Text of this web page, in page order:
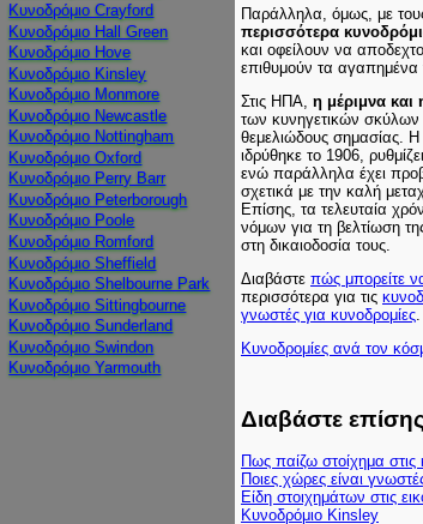
Κυνοδρόμιο Crayford
Κυνοδρόμιο Hall Green
Κυνοδρόμιο Hove
Κυνοδρόμιο Kinsley
Κυνοδρόμιο Monmore
Κυνοδρόμιο Newcastle
Κυνοδρόμιο Nottingham
Κυνοδρόμιο Oxford
Κυνοδρόμιο Perry Barr
Κυνοδρόμιο Peterborough
Κυνοδρόμιο Poole
Κυνοδρόμιο Romford
Κυνοδρόμιο Sheffield
Κυνοδρόμιο Shelbourne Park
Κυνοδρόμιο Sittingbourne
Κυνοδρόμιο Sunderland
Κυνοδρόμιο Swindon
Κυνοδρόμιο Yarmouth
Παράλληλα, όμως, με
περισσότερα
και οφείλουν να
επιθυμούν τα αγαπημένα
Στις ΗΠΑ, η μέριμνα
των κυνηγετικών σκύλων
θεμελιώδους σημασίας. Η
ιδρύθηκε το 1906,
ενώ παράλληλα έχει
σχετικά με την καλή
Επίσης, τα τελευταία
νόμων για τη βελτίωση
στη δικαιοδοσία τους.
Διαβάστε πώς μπορείτε
περισσότερα για τις
γνωστές για κυνοδρομίες.
Κυνοδρομίες ανά τον
Διαβάστε
Πως παίζω στοίχημα
Ποιες χώρες είναι
Είδη στοιχημάτων στις
Κυνοδρόμιο Kinsley